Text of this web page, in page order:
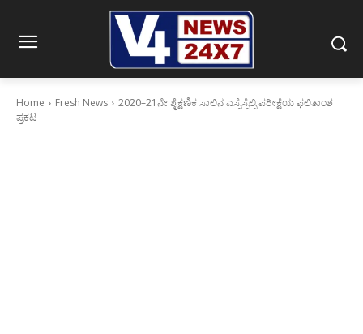
Home Fresh News
2020–21ನೇ ಶೈಕ್ಷಣಿಕ ಸಾಲಿನ ಎಸ್ಸೆಸ್ಸೆಲ್ಸಿ ಪರೀಕ್ಷೆಯ ಫಲಿತಾಂಶ
ಪ್ರಕಟ